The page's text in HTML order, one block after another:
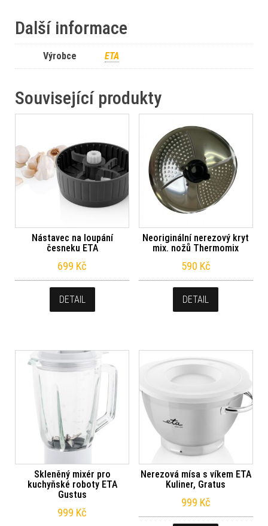
Další informace
Výrobce ETA
Související produkty
Nástavec na loupání
česneku ETA
699 Kč
DETAIL
Neoriginální nerezový kryt
mix. nožů Thermomix
590 Kč
DETAIL
Skleněný mixér pro
kuchyňské roboty ETA
Gustus
999 Kč
Nerezová mísa s víkem ETA
Kuliner, Gratus
999 Kč